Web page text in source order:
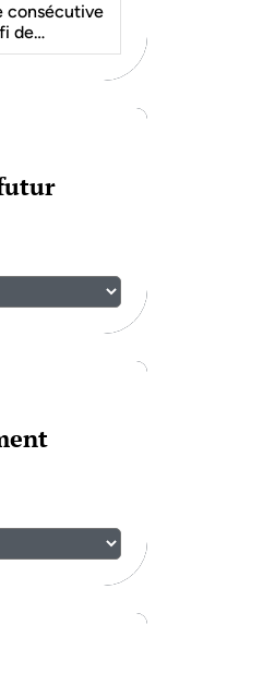
consécutive
de…